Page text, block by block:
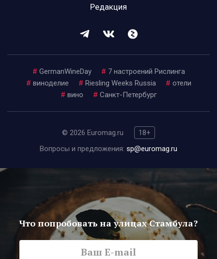
Редакция
# GermanWineDay # 7 настроений Рислинга
# виноделие # Riesling Weeks Russia # отели
# вино # Санкт-Петербург
© 2026 Euromag.ru
18+
Вопросы и предложения: sp@euromag.ru
Что попробовать на улицах Стамбула?